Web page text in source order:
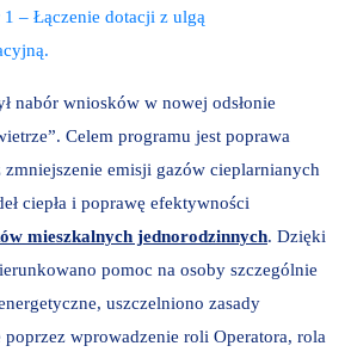
1 – Łączenie dotacji z ulgą
nabór wniosków w nowej odsłonie
Celem programu jest poprawa
emisji gazów cieplarnianych
ciepła i poprawę efektywności
mieszkalnych jednorodzinnych. Dzięki
pomoc na osoby szczególnie
uszczelniono zasady
poprzez wprowadzenie roli Operatora, rola